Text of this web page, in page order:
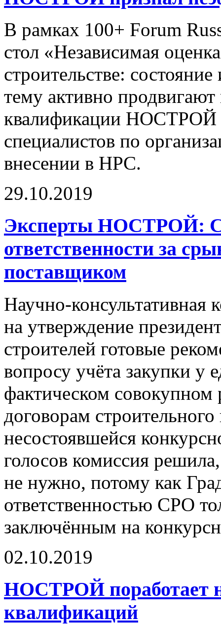
В рамках 100+ Forum
стол «Независимая
строительстве:
тему активно
квалификации НОСТРОЙ
специалистов по
внесении в НРС.
29.10.2019
Эксперты НОСТРОЙ:
ответственности за
поставщиком
Научно-
на утверждение
строителей готовые
вопросу учёта закупки у
фактическом совокупном
договорам
несостоявшейся
голосов комиссия
не нужно, потому как
ответственностью СРО
заключённым на
02.10.2019
НОСТРОЙ поработает
квалификаций